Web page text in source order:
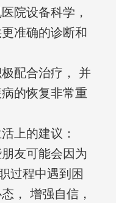
院设备科学，
准确的诊断和
配合治疗， 并
的恢复非常重
上的建议：
友可能会因为
过程中遇到困
， 增强自信，